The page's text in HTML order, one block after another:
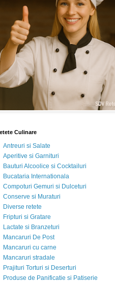
Culinare
Antreuri si Salate
Aperitive si Garnituri
Bauturi Alcoolice si Cocktailuri
Bucataria Internationala
Compoturi Gemuri si Dulceturi
Conserve si Muraturi
Diverse retete
Fripturi si Gratare
Lactate si Branzeturi
Mancaruri De Post
Mancaruri cu carne
Mancaruri stradale
Prajituri Torturi si Deserturi
Produse de Panificatie si Patiserie